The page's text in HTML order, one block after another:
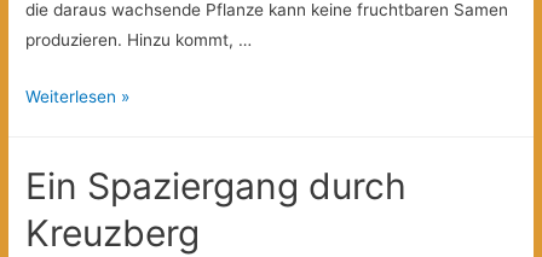
die daraus wachsende Pflanze kann keine fruchtbaren Samen
produzieren. Hinzu kommt, …
Saatgut
Anfang
war
das
Weiterlesen »
Ein Spaziergang durch
Kreuzberg